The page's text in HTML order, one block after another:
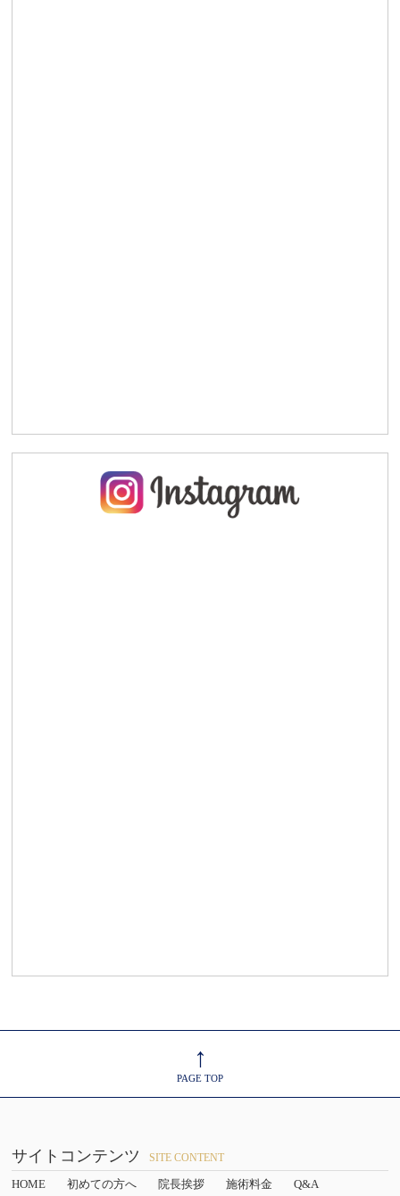
↑
PAGE TOP
サイトコンテンツ SITE CONTENT
HOME 初めての方へ 院長挨拶 施術料金
Q&A